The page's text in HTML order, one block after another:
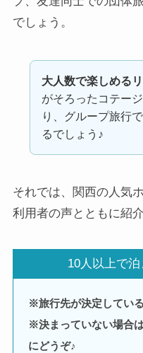
でしょう。
大人数で楽しめる
がそろったコテー
り、グループ旅行
るでしょう♪
それでは、関西の人気
利用者の声とともに紹
10人以上で
※旅行先が決定してい
※決まっていない場合
にどうぞ♪